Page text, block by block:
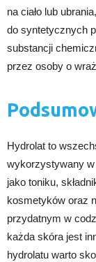
na ciało lub
do syntetycznych
substancji
przez osoby o
Hydrolat to
wykorzystywany
jako toniku,
kosmetyków oraz
przydatnym w
każda skóra jest
hydrolatu warto